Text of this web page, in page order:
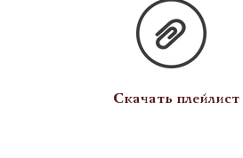
Скачать плейлист